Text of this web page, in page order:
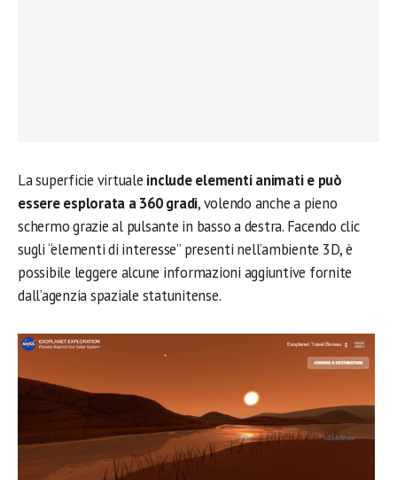
La superficie virtuale include elementi animati e può
essere esplorata a 360 gradi, volendo anche a pieno
schermo grazie al pulsante in basso a destra. Facendo clic
sugli “elementi di interesse” presenti nell’ambiente 3D, è
possibile leggere alcune informazioni aggiuntive fornite
dall’agenzia spaziale statunitense.